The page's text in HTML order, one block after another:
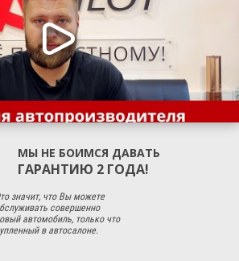
МЫ НЕ БОИМСЯ ДАВАТЬ
ГАРАНТИЮ 2 ГОДА!
значит, что Вы можете
совершенно
автомобиль, только что
в автосалоне.